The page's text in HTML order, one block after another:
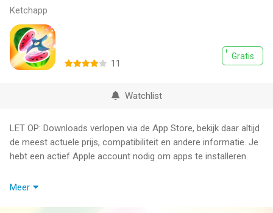
Ketchapp
Gratis
11
Watchlist
LET OP: Downloads verlopen via de App Store, bekijk daar altijd
de meest actuele prijs, compatibiliteit en andere informatie. Je
hebt een actief Apple account nodig om apps te installeren.
Grand fruit slasher is out!
Meer